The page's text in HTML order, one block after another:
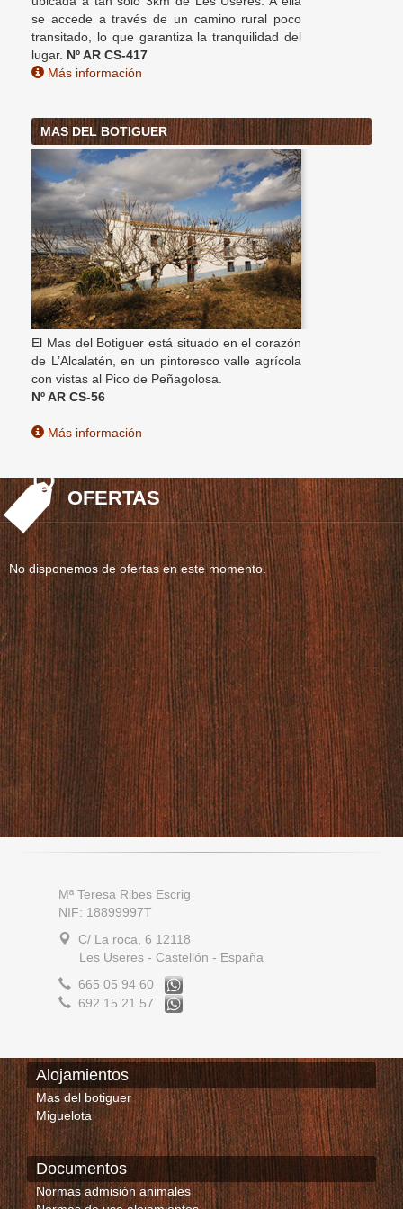
se accede a través de un camino rural poco
transitado, lo que garantiza la tranquilidad del
lugar. Nº AR CS-417
Más información
MAS DEL BOTIGUER
El Mas del Botiguer está situado en el corazón
de L’Alcalatén, en un pintoresco valle agrícola
con vistas al Pico de Peñagolosa.
Nº AR CS-56
Más información
OFERTAS
No disponemos de ofertas en este momento.
Mª Teresa Ribes Escrig
NIF: 18899997T
C/ La roca, 6 12118
Les Useres - Castellón - España
665 05 94 60
692 15 21 57
Alojamientos
Mas del botiguer
Miguelota
Documentos
Normas admisión animales